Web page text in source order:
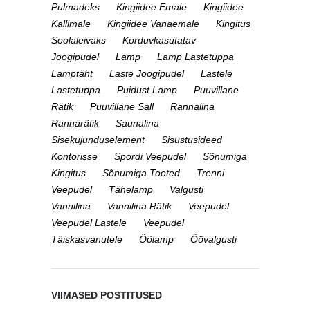
Pulmadeks
Kingiidee Emale
Kingiidee
Kallimale
Kingiidee Vanaemale
Kingitus
Soolaleivaks
Korduvkasutatav
Joogipudel
Lamp
Lamp Lastetuppa
Lamptäht
Laste Joogipudel
Lastele
Lastetuppa
Puidust Lamp
Puuvillane
Rätik
Puuvillane Sall
Rannalina
Rannarätik
Saunalina
Sisekujunduselement
Sisustusideed
Kontorisse
Spordi Veepudel
Sõnumiga
Kingitus
Sõnumiga Tooted
Trenni
Veepudel
Tähelamp
Valgusti
Vannilina
Vannilina Rätik
Veepudel
Veepudel Lastele
Veepudel
Täiskasvanutele
Öölamp Öövalgusti
VIIMASED POSTITUSED